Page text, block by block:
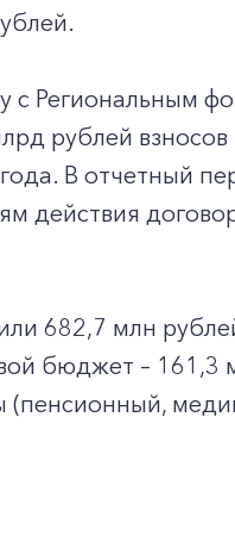
с Региональным
рублей
В отчетный
действия
682,7 млн
бюджет – 161,3